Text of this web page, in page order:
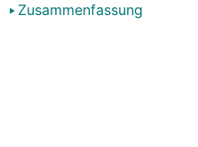
Zusammenfassung